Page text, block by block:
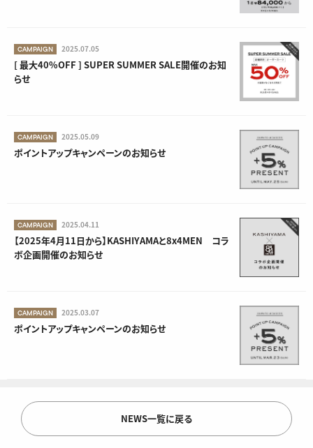
CAMPAIGN 2025.07.05
[ 最大40%OFF ] SUPER SUMMER SALE開催のお知
らせ
CAMPAIGN 2025.05.09
ポイントアップキャンペーンのお知らせ
CAMPAIGN 2025.04.11
【2025年4月11日から】KASHIYAMAと8x4MEN コラ
ボ企画開催のお知らせ
CAMPAIGN 2025.03.07
ポイントアップキャンペーンのお知らせ
NEWS一覧に戻る